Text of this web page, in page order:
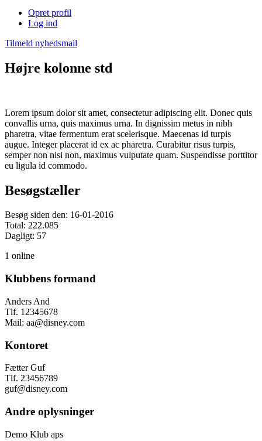
Opret profil
Log ind
Tilmeld nyhedsmail
Højre kolonne std
Lorem ipsum dolor sit amet, consectetur adipiscing elit. Donec quis
convallis urna, quis maximus urna. In dignissim metus in nibh
pharetra, vitae fermentum erat scelerisque. Maecenas id turpis
augue. Integer placerat id ex ac pharetra. Curabitur risus turpis,
semper non nisi non, maximus vulputate quam. Suspendisse porttitor
eu ligula id commodo.
Besøgstæller
Besøg siden den: 16-01-2016
Total: 222.085
Dagligt: 57
1 online
Klubbens formand
Anders And
Tlf. 12345678
Mail: aa@disney.com
Kontoret
Fætter Guf
Tlf. 23456789
guf@disney.com
Andre oplysninger
Demo Klub aps